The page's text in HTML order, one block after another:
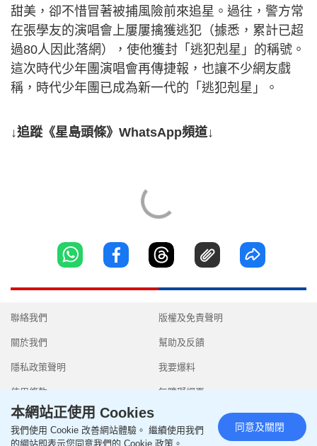
甜美，卻不惜冒著被捕風險前來追星。過往，警方常
在張學友的演唱會上屢屢擒獲逃犯（據悉，累計已超
過80人因此落網），使他獲封「逃犯剋星」的稱號。
這次時代少年團演唱會再傳捷報，也讓不少網友戲
稱，時代少年團已成為新一代的「逃犯剋星」。
↓追蹤《星島頭條》WhatsApp頻道↓
聯絡我們
關於我們
隱私政策聲明
使用條款
版權及免責聲明
幫助及反饋
我要爆料
無障礙網頁
本網站正使用 Cookies
我們使用 Cookie 改善網站體驗。 繼續使用我們
的網站即表示您同意我們的 Cookie 政策。
同意及關閉